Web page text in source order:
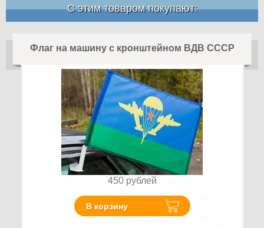
С этим товаром покупают:
Флаг на машину с кронштейном ВДВ СССР
450 рублей
В корзину